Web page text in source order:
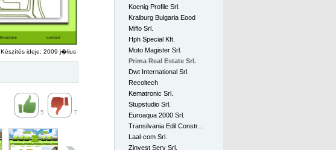
Készítés ideje: 2009 j�lius
5 7
Koenig Profile Srl.
Kraiburg Bulgaria Eood
Miflo Srl.
Hph Special Kft.
Moto Magister Srl.
Prima Real Estate Srl.
Dwt International Srl.
Recoltech
Kematronic Srl.
Stupstudio Srl.
Euroaqua 2000 Srl.
Transilvania Edil Constr...
Laal-com Srl.
Zinvest Serv Srl.